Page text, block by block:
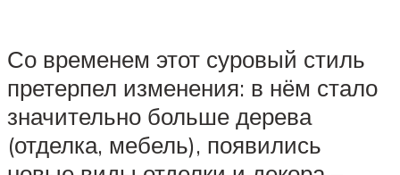
Со временем этот суровый стиль
претерпел изменения: в нём стало
значительно больше дерева
(отделка, мебель), появились